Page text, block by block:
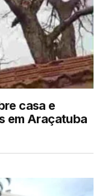
casa e
em Araçatuba